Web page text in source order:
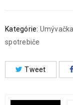
Kategórie:
spotrebiče
Tweet